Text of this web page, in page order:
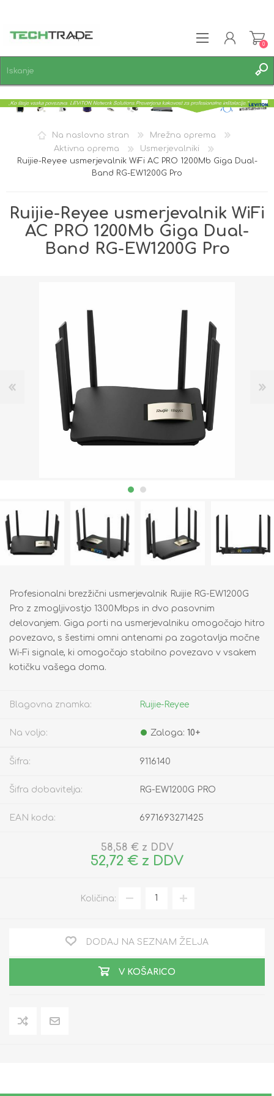
PRIJAVA
0
Na naslovno stran
Mrežna oprema
Aktivna oprema
Usmerjevalniki
Ruijie-Reyee usmerjevalnik WiFi AC PRO 1200Mb Giga Dual-
Band RG-EW1200G Pro
Ruijie-Reyee usmerjevalnik WiFi
AC PRO 1200Mb Giga Dual-
Band RG-EW1200G Pro
Profesionalni brezžični usmerjevalnik Ruijie RG-EW1200G
Pro z zmogljivostjo 1300Mbps in dvo pasovnim
delovanjem. Giga porti na usmerjevalniku omogočajo hitro
povezavo, s šestimi omni antenami pa zagotavlja močne
Wi-Fi signale, ki omogočajo stabilno povezavo v vsakem
kotičku vašega doma.
Blagovna znamka: Ruijie-Reyee
Na voljo: Zaloga: 10+
Šifra: 9116140
Šifra dobavitelja: RG-EW1200G PRO
EAN koda: 6971693271425
58,58 € z DDV
52,72 € z DDV
Količina:
DODAJ NA SEZNAM ŽELJA
V KOŠARICO